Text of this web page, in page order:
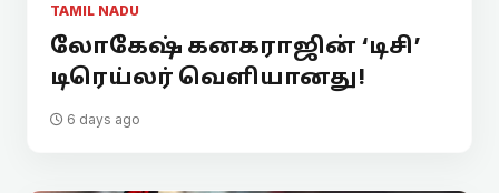
TAMIL NADU
லோகேஷ் கனகராஜின் ‘டிசி’
டிரெய்லர் வெளியானது!
6 days ago